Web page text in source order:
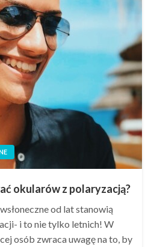
okularów z polaryzacją?
od lat stanowią
i to nie tylko letnich! W
osób zwraca uwagę na to, by